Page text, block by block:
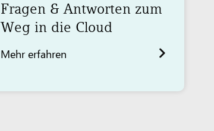
Fragen & Antworten zum
Weg in die Cloud
Mehr erfahren